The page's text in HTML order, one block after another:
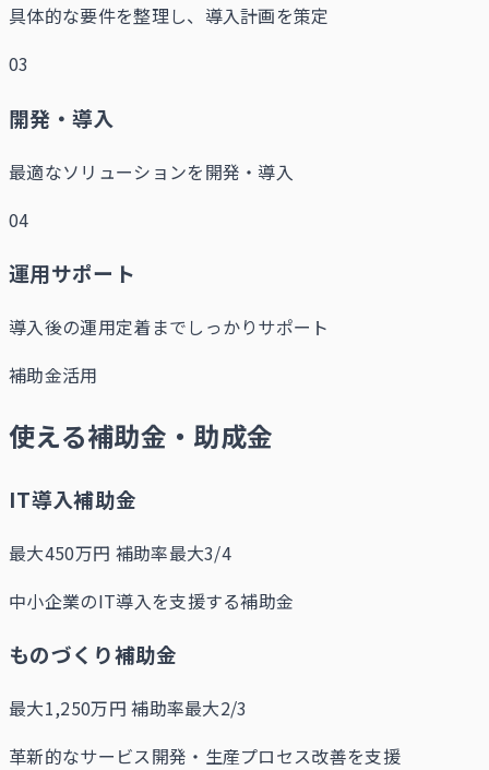
具体的な要件を整理し、導入計画を策定
03
開発・導入
最適なソリューションを開発・導入
04
運用サポート
導入後の運用定着までしっかりサポート
補助金活用
使える補助金・助成金
IT導入補助金
最大450万円 補助率最大3/4
中小企業のIT導入を支援する補助金
ものづくり補助金
最大1,250万円 補助率最大2/3
革新的なサービス開発・生産プロセス改善を支援